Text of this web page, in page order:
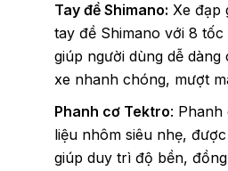
Tay đề Shimano: Xe đạp
tay đề Shimano với 8
giúp người dùng dễ
xe nhanh chóng, mượt
Phanh cơ Tektro:
liệu nhôm siêu nhẹ,
giúp duy trì độ bền,